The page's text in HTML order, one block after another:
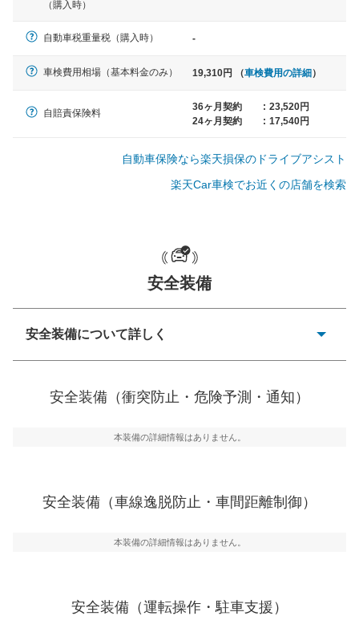
ノア、セレナ、プリウス、カロー
大型車
スター、ハイエースワゴン、デリ
一般的な荷物のサイズの目安
（購入時）
自動車税重量税（購入時） -
車検費用相場（基本料金のみ） 19,310円 （車検費用の詳細）
自賠責保険料
36ヶ月契約 : 23,520円
24ヶ月契約
: 17,540円
自動車保険なら楽天損保のドライブアシスト
楽天Car車検でお近くの店舗を検索
安全装備
安全装備について詳しく
ーキアシスト、ABSなどが装備されています。
車線逸脱防止
車線のはみだしやふらつきを防止するためにレーンキー
運転・駐車支援
安全装備（衝突防止・危険予測・通知）
本装備の詳細情報はありません。
安全装備（車線逸脱防止・車間距離制御）
本装備の詳細情報はありません。
安全装備（運転操作・駐車支援）